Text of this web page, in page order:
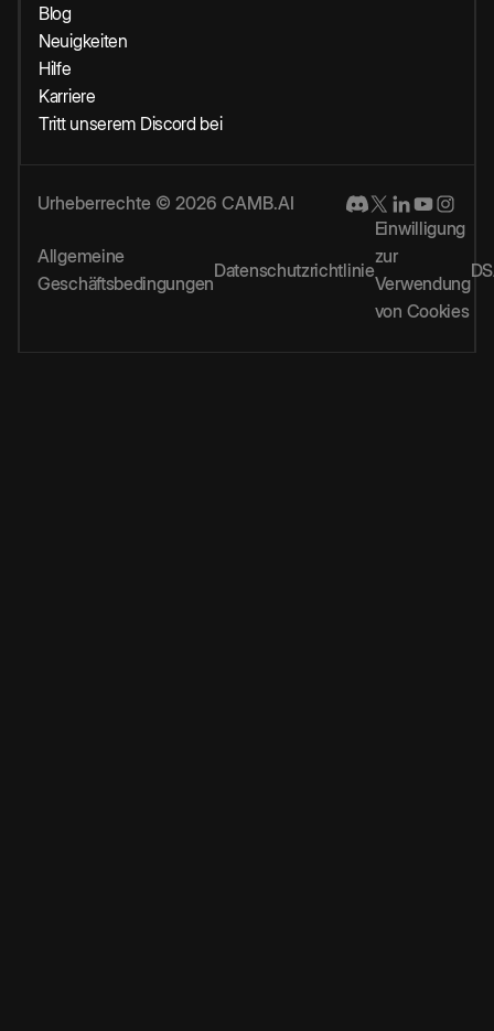
Blog
Neuigkeiten
Hilfe
Karriere
Tritt unserem Discord bei
Urheberrechte © 2026 CAMB.AI
Allgemeine
Geschäftsbedingungen
Datenschutzrichtlinie
Einwilligung
zur
Verwendung
von Cookies